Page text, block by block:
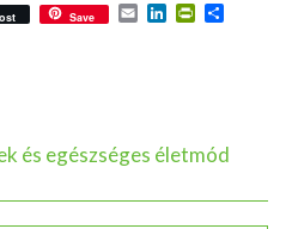
Save EmailLinkedIn
és egészséges életmód